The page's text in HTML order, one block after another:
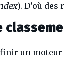
). D’où
un moteur